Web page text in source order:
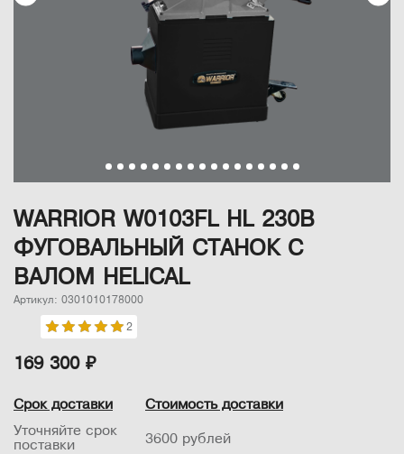
WARRIOR W0103FL HL 230В
ФУГОВАЛЬНЫЙ СТАНОК С
ВАЛОМ HELICAL
Артикул: 0301010178000
2
169 300 ₽
Срок доставки
Уточняйте срок
поставки
Стоимость доставки
3600 рублей